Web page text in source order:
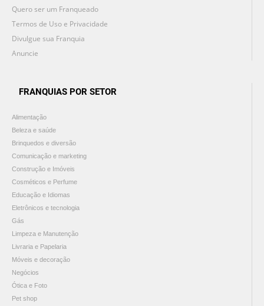
Quero ser um Franqueado
Termos de Uso e Privacidade
Divulgue sua Franquia
Anuncie
FRANQUIAS POR SETOR
Alimentação
Beleza e saúde
Brinquedos e diversão
Comunicação e marketing
Construção e Imóveis
Cosméticos e Perfume
Educação e Idiomas
Eletrônicos e tecnologia
Gás
Limpeza e Manutenção
Livraria e Papelaria
Móveis e decoração
Negócios
Ótica e Foto
Pet shop